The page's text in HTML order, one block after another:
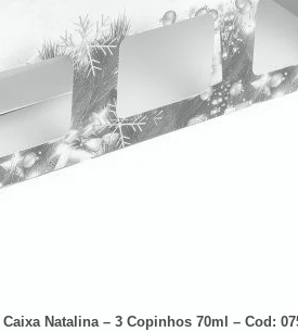
Caixa Natalina – 3 Copinhos 70ml – Cod: